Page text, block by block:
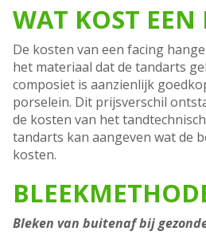
WAT KOST EEN
De kosten van een facing
het materiaal dat de tandarts
composiet is aanzienlijk
porselein. Dit prijsverschil
de kosten van het
tandarts kan aangeven wat de
kosten.
Bleken van buitenaf bij